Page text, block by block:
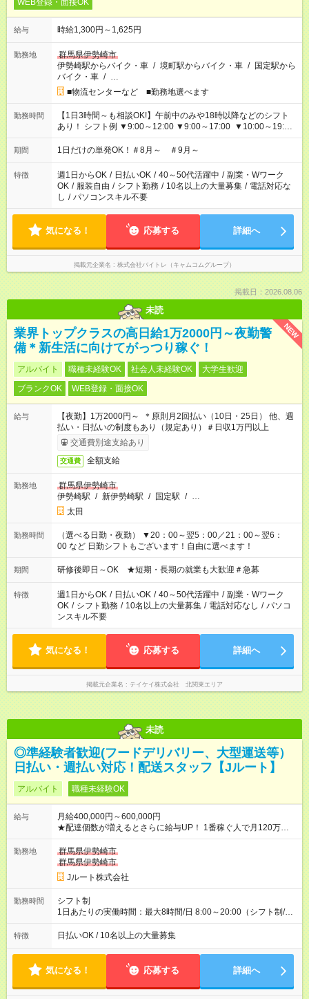
WEB登録・面接OK
給与 時給1,300円～1,625円
勤務地
群馬県伊勢崎市
伊勢崎駅からバイク・車 / 境町駅からバイク・車 / 国定駅から
バイク・車 / …
■物流センターなど ■勤務地選べます
勤務時間
【1日3時間～も相談OK!】午前中のみや18時以降などのシフト
あり！ シフト例 ▼9:00～12:00 ▼9:00～17:00 ▼10:00～19:00
▼18:00～21:00
期間 1日だけの単発OK！＃8月～ ＃9月～
特徴 週1日からOK / 日払いOK / 40～50代活躍中 / 副業・Wワーク
OK / 服装自由 / シフト勤務 / 10名以上の大量募集 / 電話対応な
し / パソコンスキル不要
気になる！ 応募する 詳細へ
掲載元企業名 株式会社バイトレ（キャムコムグループ）
掲載日：2026.08.06
未読
NEW
業界トップクラスの高日給1万2000円～夜勤警
備＊新生活に向けてがっつり稼ぐ！
アルバイト 職種未経験OK 社会人未経験OK
大学生歓迎
ブランクOK
WEB登録・面接OK
給与
【夜勤】1万2000円～ ＊原則月2回払い（10日・25日） 他、週
払い・日払いの制度もあり（規定あり）＃日収1万円以上
交通費別途支給あり
交通費 全額支給
勤務地
群馬県伊勢崎市
伊勢崎駅 / 新伊勢崎駅 / 国定駅 / …
太田
勤務時間
（選べる日勤・夜勤） ▼20：00～翌5：00／21：00～翌6：
00 など 日勤シフトもございます！自由に選べます！
期間 研修後即日～OK ★短期・長期の就業も大歓迎＃急募
特徴 週1日からOK / 日払いOK / 40～50代活躍中 / 副業・Wワーク
OK / シフト勤務 / 10名以上の大量募集 / 電話対応なし / パソコ
ンスキル不要
気になる！ 応募する 詳細へ
掲載元企業名 テイケイ株式会社 北関東エリア
未読
◎準経験者歓迎(フードデリバリー、大型運送等）
日払い・週払い対応！配送スタッフ【Jルート】
アルバイト 職種未経験OK
給与
月給400,000円～600,000円
★配達個数が増えるとさらに給与UP！ 1番稼ぐ人で月120万ほ
ど！ ・主要都市エリア 月収55万円／週5日稼働 月収65万~112
万円／週6日稼働 ・地方郊外エリア 月収40万円／週5日稼働 月
収40万円~50万円／週6日稼働 ＜モデルイメージ＞ ■月収50万
円 (27歳男性/江東区在住)※元建築関係 1日150個配達×25日勤務
(日休み) ■月収80万円(43歳男性/墨田区在住)※元営業 1日200個
勤務地
群馬県伊勢崎市
群馬県伊勢崎市
Jルート株式会社
勤務時間
シフト制
1日あたりの実働時間：最大8時間/日 8:00～20:00（シフト制/実
働8時間） ※週5日勤務（場所次第では週4も有り） ※配達状況に
よって時間外での勤務可能性有り ※案件により多少の前後あり
特徴 日払いOK / 10名以上の大量募集
気になる！ 応募する 詳細へ